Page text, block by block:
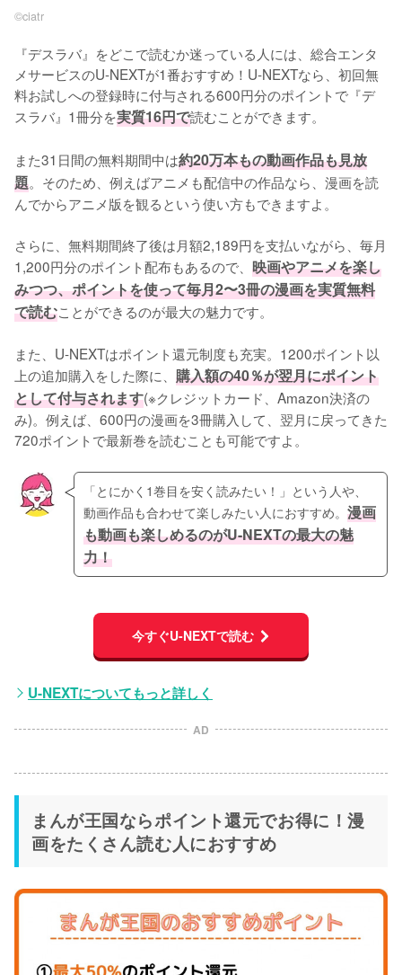
©︎ciatr
『デスラバ』をどこで読むか迷っている人には、総合エンタ
メサービスのU-NEXTが1番おすすめ！U-NEXTなら、初回無
料お試しへの登録時に付与される600円分のポイントで『デ
スラバ』1冊分を実質16円で読むことができます。
また31日間の無料期間中は約20万本もの動画作品も見放
題。そのため、例えばアニメも配信中の作品なら、漫画を読
んでからアニメ版を観るという使い方もできますよ。
さらに、無料期間終了後は月額2,189円を支払いながら、毎月
1,200円分のポイント配布もあるので、 映画やアニメを楽し
みつつ、ポイントを使って毎月2〜3冊の漫画を実質無料
で読むことができるのが最大の魅力です。
また、U-NEXTはポイント還元制度も充実。1200ポイント以
上の追加購入をした際に、 購入額の40％が翌月にポイント
として付与されます(※クレジットカード、Amazon決済の
み)。例えば、600円の漫画を3冊購入して、翌月に戻ってきた
720ポイントで最新巻を読むことも可能ですよ。
「とにかく1巻目を安く読みたい！」という人や、
動画作品も合わせて楽しみたい人におすすめ。 漫画
も動画も楽しめるのがU-NEXTの最大の魅
力！
今すぐU-NEXTで読む
U-NEXTについてもっと詳しく
AD
まんが王国ならポイント還元でお得に！漫
画をたくさん読む人におすすめ